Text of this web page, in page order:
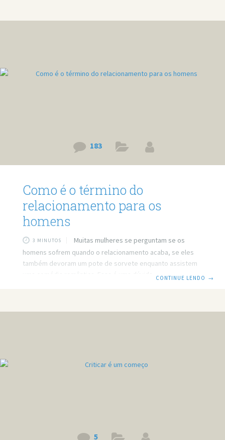
183
Como é o término do
relacionamento para os
homens
3 MINUTOS
Muitas mulheres se perguntam se os
homens sofrem quando o relacionamento acaba, se eles
também devoram um pote de sorvete enquanto assistem
uma comédia romântica. Essa é uma dúvida que muitas
CONTINUE LENDO →
5